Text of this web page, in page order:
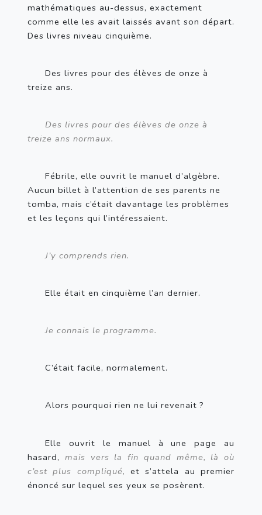
mathématiques au-dessus, exactement
comme elle les avait laissés avant son départ.
Des livres niveau cinquième.
Des livres pour des élèves de onze à
treize ans.
Des livres pour des élèves de onze à
treize ans normaux.
Fébrile, elle ouvrit le manuel d’algèbre.
Aucun billet à l’attention de ses parents ne
tomba, mais c’était davantage les problèmes
et les leçons qui l’intéressaient.
J’y comprends rien.
Elle était en cinquième l’an dernier.
Je connais le programme.
C’était facile, normalement.
Alors pourquoi rien ne lui revenait ?
Elle ouvrit le manuel à une page au
hasard, mais vers la fin quand même, là où
c’est plus compliqué, et s’attela au premier
énoncé sur lequel ses yeux se posèrent.